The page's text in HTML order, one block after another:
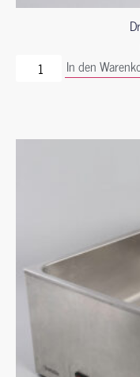
In den